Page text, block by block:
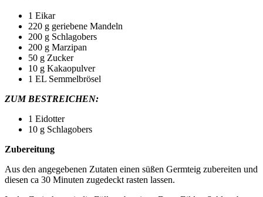
1 Eikar
220 g geriebene Mandeln
200 g Schlagobers
200 g Marzipan
50 g Zucker
10 g Kakaopulver
1 EL Semmelbrösel
ZUM BESTREICHEN:
1 Eidotter
10 g Schlagobers
Zubereitung
Aus den angegebenen Zutaten einen süßen Germteig zubereiten und
diesen ca 30 Minuten zugedeckt rasten lassen.